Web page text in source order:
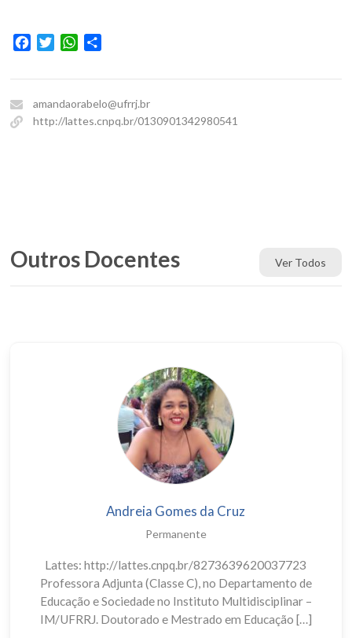
FacebookTwitterWhatsApp
amandaorabelo@ufrrj.br
http://lattes.cnpq.br/0130901342980541
Ver Todos
Outros Docentes
Andreia Gomes da Cruz
Permanente
Lattes: http://lattes.cnpq.br/8273639620037723
Professora Adjunta (Classe C), no Departamento de
Educação e Sociedade no Instituto Multidisciplinar –
IM/UFRRJ. Doutorado e Mestrado em Educação […]